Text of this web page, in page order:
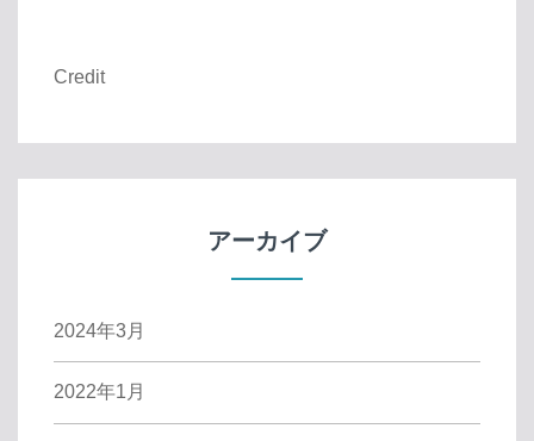
Credit
アーカイブ
2024年3月
2022年1月